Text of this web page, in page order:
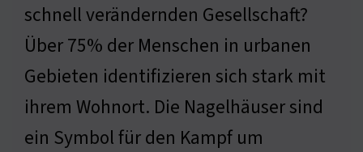
schnell verändernden Gesellschaft?
Über 75% der Menschen in urbanen
Gebieten identifizieren sich stark mit
ihrem Wohnort. Die Nagelhäuser sind
ein Symbol für den Kampf um